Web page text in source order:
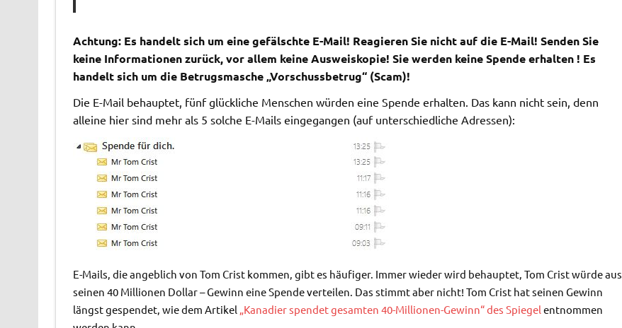
Achtung: Es handelt sich um eine gefälschte E-Mail! Reagieren Sie nicht auf die E-Mail! Senden Sie
keine Informationen zurück, vor allem keine Ausweiskopie! Sie werden keine Spende erhalten ! Es
handelt sich um die Betrugsmasche „Vorschussbetrug“ (Scam)!
Die E-Mail behauptet, fünf glückliche Menschen würden eine Spende erhalten. Das kann nicht sein, denn
alleine hier sind mehr als 5 solche E-Mails eingegangen (auf unterschiedliche Adressen):
E-Mails, die angeblich von Tom Crist kommen, gibt es häufiger. Immer wieder wird behauptet, Tom Crist würde aus
seinen 40 Millionen Dollar – Gewinn eine Spende verteilen. Das stimmt aber nicht! Tom Crist hat seinen Gewinn
längst gespendet, wie dem Artikel „Kanadier spendet gesamten 40-Millionen-Gewinn“ des Spiegel entnommen